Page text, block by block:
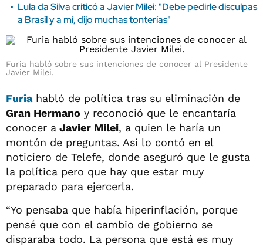
Lula da Silva criticó a Javier Milei: "Debe pedirle disculpas
a Brasil y a mí, dijo muchas tonterías"
Furia habló sobre sus intenciones de conocer al Presidente
Javier Milei.
Furiahabló de política tras su eliminación de
Gran Hermano y reconoció que le encantaría
conocer a Javier Milei, a quien le haría un
montón de preguntas. Así lo contó en el
noticiero de Telefe, donde aseguró que le gusta
la política pero que hay que estar muy
preparado para ejercerla.
“Yo pensaba que había hiperinflación, porque
pensé que con el cambio de gobierno se
disparaba todo. La persona que está es muy